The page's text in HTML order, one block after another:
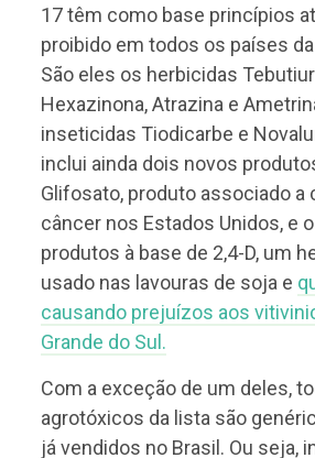
17 têm como base princípios
proibido em todos os países da
São eles os herbicidas
Hexazinona, Atrazina e
inseticidas Tiodicarbe e
inclui ainda dois novos
Glifosato, produto associado a
câncer nos Estados Unidos, e
produtos à base de 2,4-D, um
usado nas lavouras de soja e
causando prejuízos aos
Grande do Sul.
Com a exceção de um deles,
agrotóxicos da lista são
já vendidos no Brasil. Ou seja,